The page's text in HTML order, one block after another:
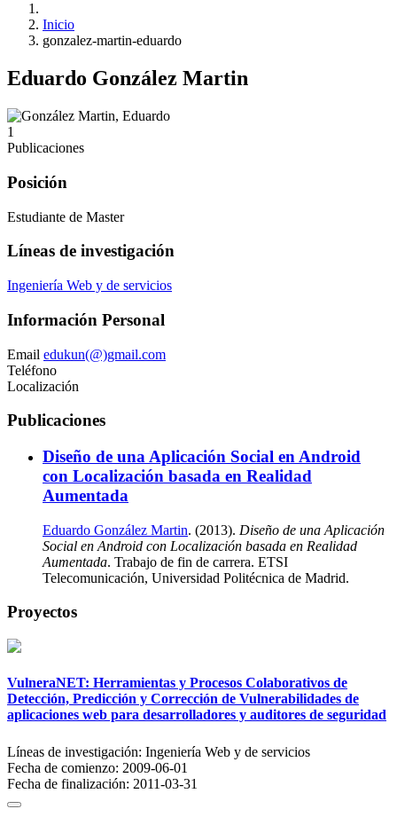
Inicio
gonzalez-martin-eduardo
Eduardo González Martin
1
Publicaciones
Posición
Estudiante de Master
Líneas de investigación
Ingeniería Web y de servicios
Información Personal
Email edukun(@)gmail.com
Teléfono
Localización
Publicaciones
Diseño de una Aplicación Social en Android
con Localización basada en Realidad
Aumentada
Eduardo González Martin. (2013). Diseño de una Aplicación
Social en Android con Localización basada en Realidad
Aumentada. Trabajo de fin de carrera. ETSI
Telecomunicación, Universidad Politécnica de Madrid.
Proyectos
VulneraNET: Herramientas y Procesos Colaborativos de
Detección, Predicción y Corrección de Vulnerabilidades de
aplicaciones web para desarrolladores y auditores de seguridad
Líneas de investigación: Ingeniería Web y de servicios
Fecha de comienzo: 2009-06-01
Fecha de finalización: 2011-03-31